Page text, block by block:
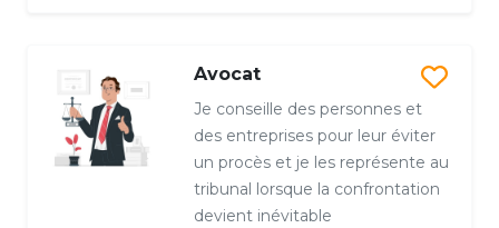
Avocat
Je conseille des personnes et
des entreprises pour leur éviter
un procès et je les représente au
tribunal lorsque la confrontation
devient inévitable